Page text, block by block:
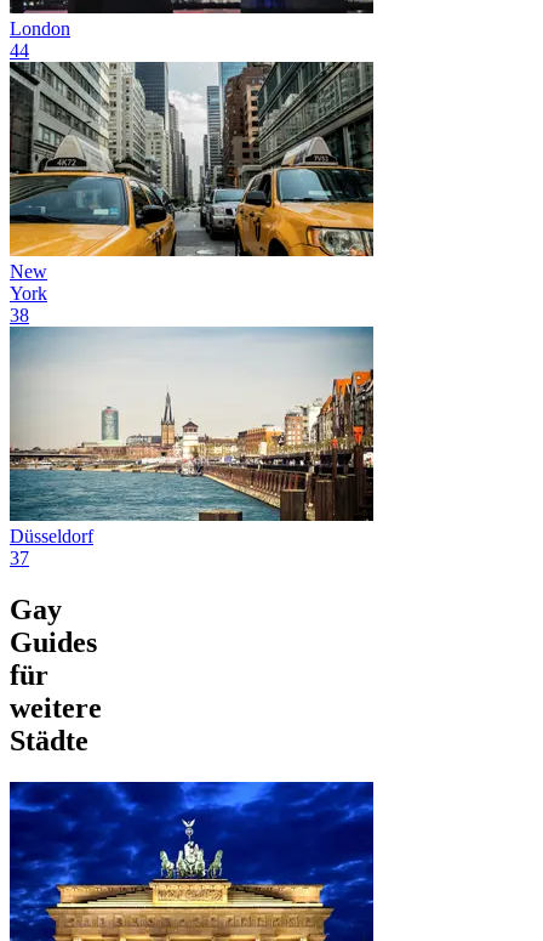
London
44
New
York
38
Düsseldorf
37
Gay
Guides
für
weitere
Städte